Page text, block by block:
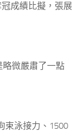
成績比擬，張展
微嚴肅了一點
束泳接力、1500